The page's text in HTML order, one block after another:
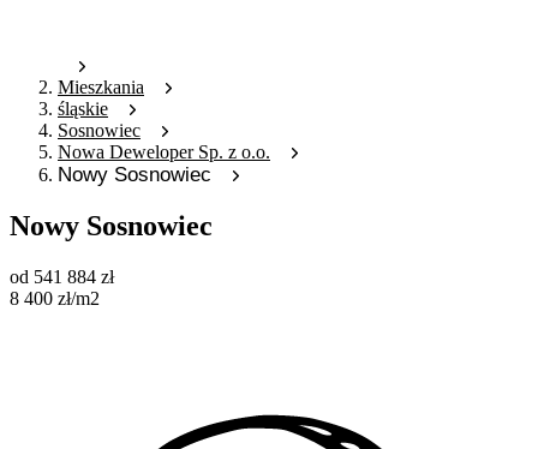
Mieszkania
śląskie
Sosnowiec
Nowa Deweloper Sp. z o.o.
Nowy Sosnowiec
Nowy Sosnowiec
od 541 884 zł
8 400 zł/m2